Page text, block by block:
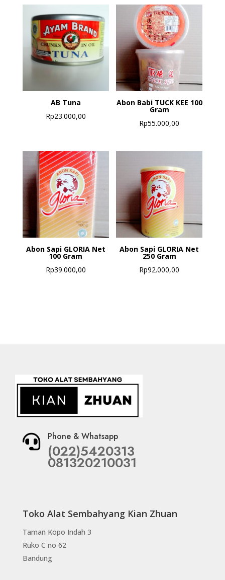
AB Tuna
Rp23.000,00
Abon Babi TUCK KEE 100
Gram
Rp55.000,00
Abon Sapi GLORIA Net
100 Gram
Rp39.000,00
Abon Sapi GLORIA Net
250 Gram
Rp92.000,00
 Phone & Whatsapp
(022)5420313
081320210031
Toko Alat Sembahyang Kian Zhuan
Taman Kopo Indah 3
Ruko C no 62
Bandung